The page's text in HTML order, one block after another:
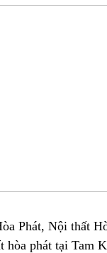
Phát, Nội thất
hòa phát tại Tam